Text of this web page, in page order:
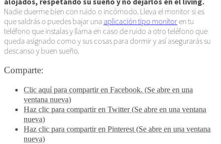
Nadie duerme bien con ruido o incómodo. Lleva el monitor si es
que saldrás o puedes bajar una aplicación tipo monitor en tu
teléfono que instalas y llama en caso de ruido a otro teléfono que
queda asignado como y sus cosas para dormir y así asegurarás su
descanso y buen sueño.
Comparte:
Clic aquí para compartir en Facebook. (Se abre en una
ventana nueva)
Haz clic para compartir en Twitter (Se abre en una ventana
nueva)
Haz clic para compartir en Pinterest (Se abre en una ventana
nueva)